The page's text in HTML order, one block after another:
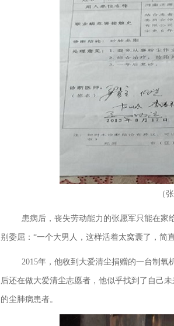
（
患病后，丧失劳动能力的张愿军只能在家
别委屈：“一个大男人，这样活着太窝囊了，简
2015年，他收到大爱清尘捐赠的一台制
后还在做大爱清尘志愿者，他似乎找到了自己
的尘肺病患者。